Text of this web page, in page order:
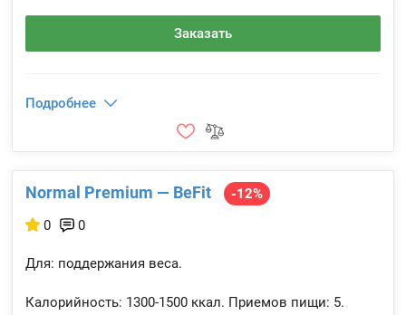
Заказать
Подробнее
Normal Premium — BeFit
-12%
0
0
Для: поддержания веса.
Калорийность: 1300-1500 ккал. Приемов пищи: 5.